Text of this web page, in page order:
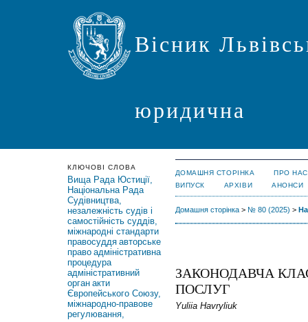
Вісник
юридична
КЛЮЧОВІ СЛОВА
Вища Рада Юстиції,
Національна Рада
Судівництва,
незалежність судів і
самостійність суддів,
міжнародні стандарти
правосуддя авторське
право адміністративна
процедура
адміністративний
орган акти
Європейського Союзу,
міжнародно-правове
регулювання,
ДОМАШНЯ СТОРІНКА
ПРО НАС
ВИПУСК
АРХІВИ АНОНСИ
Домашня сторінка> № 80 (2025) >
ЗАКОНОДАВЧА
ПОСЛУГ
Yuliia Havryliuk